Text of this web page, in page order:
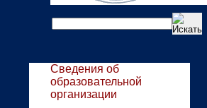
Сведения об
образовательной
организации